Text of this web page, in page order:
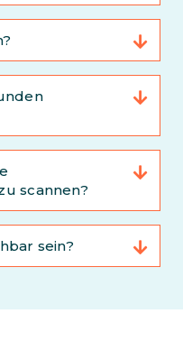
scannen?
sein?